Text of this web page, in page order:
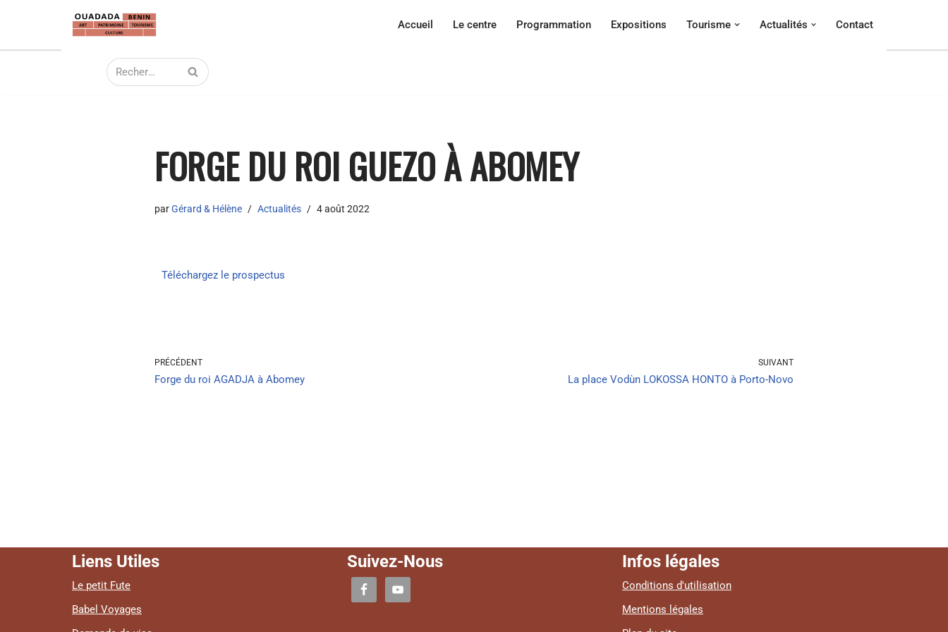
au
Accueil Le centre Programmation Expositions Tourisme Actualités Contact
FORGE DU ROI GUEZO À ABOMEY
parGérard & Hélène Actualités 4 août 2022
Téléchargez le prospectus
PRÉCÉDENT
Forge du roi AGADJA à Abomey
SUIVANT
La place Vodùn LOKOSSA HONTO à Porto-Novo
Liens Utiles
Le petit Fute
Babel Voyages
Suivez-Nous Infos légales
Conditions d'utilisation
Mentions légales